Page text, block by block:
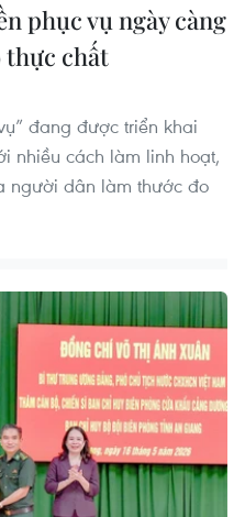
phục vụ ngày càng
thực chất
đang được triển khai
nhiều cách làm linh hoạt,
người dân làm thước đo